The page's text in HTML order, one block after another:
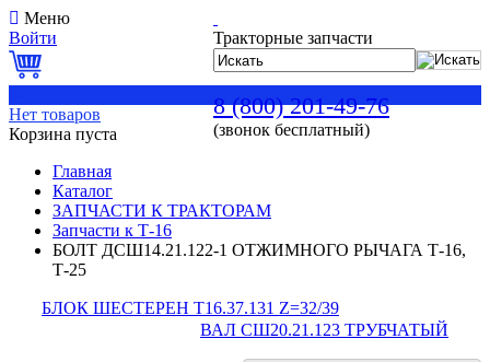
Тракторные запчасти
8 (800) 201-49-76
(звонок бесплатный)
Меню
Войти
Нет товаров
Корзина пуста
Главная
Каталог
ЗАПЧАСТИ К ТРАКТОРАМ
Запчасти к Т-16
БОЛТ ДСШ14.21.122-1 ОТЖИМНОГО РЫЧАГА Т-16,
Т-25
БЛОК ШЕСТЕРЕН Т16.37.131 Z=32/39
ВАЛ СШ20.21.123 ТРУБЧАТЫЙ